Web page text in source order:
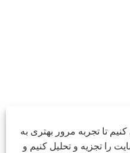
تا تجربه مرور بهتری به
را تجزیه و تحلیل کنیم و